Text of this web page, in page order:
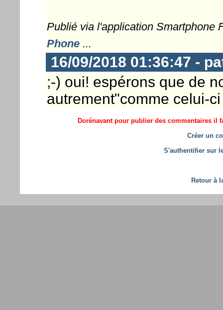
Publié via l'application Smartphone
Phone...
16/09/2018 01:36:47 -
;-) oui! espérons que de
autrement"comme celui-
Dorénavant pour publier des commentaires il
Créer un
S'authentifier sur
Retour à